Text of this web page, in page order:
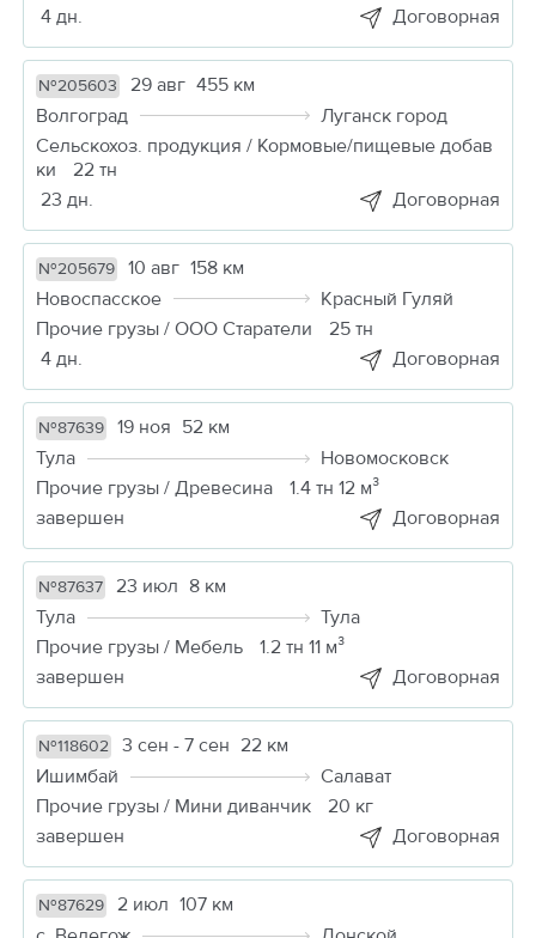
4 дн.
Договорная
№205603 29 авг 455 км
Волгоград
Луганск город
Сельскохоз. продукция / Кормовые/пищевые добав
ки
22 тн
23 дн.
Договорная
№205679 10 авг 158 км
Новоспасское
Красный Гуляй
Прочие грузы / ООО Старатели
25 тн
4 дн.
Договорная
№87639 19 ноя 52 км
Тула
Новомосковск
Прочие грузы / Древесина
1.4 тн 12 м³
завершен
Договорная
№87637 23 июл 8 км
Тула
Тула
Прочие грузы / Мебель
1.2 тн 11 м³
завершен
Договорная
№118602 3 сен - 7 сен 22 км
Ишимбай
Салават
Прочие грузы / Мини диванчик
20 кг
завершен
Договорная
№87629 2 июл 107 км